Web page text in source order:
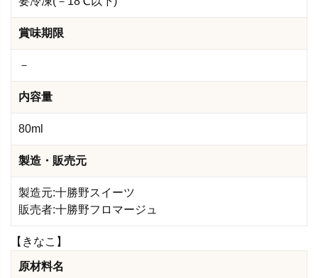
賞味期限
－
内容量
80ml
製造・販売元
製造元:十勝野スイーツ
販売者:十勝野フロマージュ
【きなこ】
原材料名